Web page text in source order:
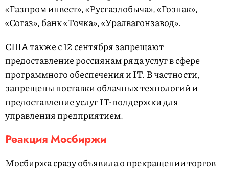
«Газпром инвест», «Русгаздобыча», «Гознак»,
«Согаз», банк «Точка», «Уралвагонзавод».
США также с 12 сентября запрещают
предоставление россиянам ряда услуг в сфере
программного обеспечения и IT. В частности,
запрещены поставки облачных технологий и
предоставление услуг IT-поддержки для
управления предприятием.
Реакция Мосбиржи
Мосбиржа сразуобъявилао прекращении торгов